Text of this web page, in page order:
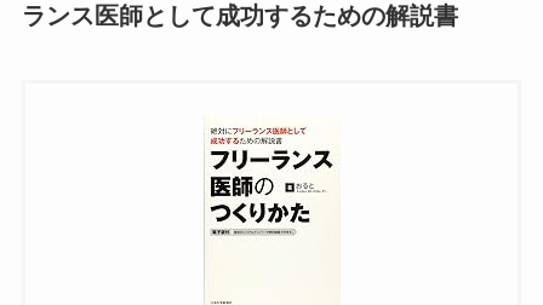
ランス医師として成功するための解説書